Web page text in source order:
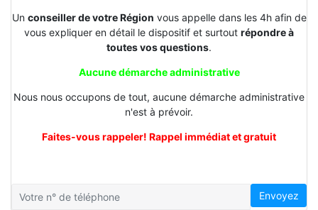
Un conseiller de votre Région vous appelle dans les 4h afin de
vous expliquer en détail le dispositif et surtout répondre à
toutes vos questions.
Aucune démarche administrative
Nous nous occupons de tout, aucune démarche administrative
n'est à prévoir.
Faites-vous rappeler! Rappel immédiat et gratuit
Envoyez